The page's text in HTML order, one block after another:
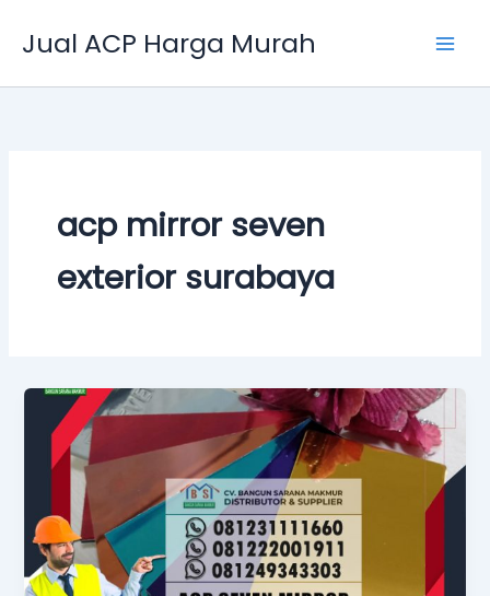
Jual ACP Harga Murah
acp mirror seven
exterior surabaya